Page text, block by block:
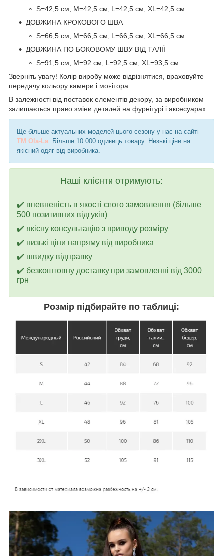
S=42,5 см, M=42,5 см, L=42,5 см, XL=42,5 см
ДОВЖИНА КРОКОВОГО ШВА
S=66,5 см, M=66,5 см, L=66,5 см, XL=66,5 см
ДОВЖИНА ПО БОКОВОМУ ШВУ ВІД ТАЛІЇ
S=91,5 см, M=92 см, L=92,5 см, XL=93,5 см
Зверніть увагу! Колір виробу може відрізнятися, враховуйте
передачу кольору камери і монітора.
В залежності від поставок елементів декору, за виробником
залишається право зміни деталей на фурнітурі і аксесуарах.
Ще більше актуальних моделей цього сезону у нас на сайті
TM Ola-La . Більше 10 000 одиниць товару. Низькі ціни на
якісний одяг від виробника.
Наші клієнти отримують:
✔️ впевненість в якості свого замовлення (більше
500 позитивних відгуків)
✔️ якісну консультацію з приводу розміру
✔️ низькі ціни напряму від виробника
✔️ швидку відправку
✔️ безкоштовну доставку при замовленні від 3000
грн
Розмір підбирайте по таблиці: